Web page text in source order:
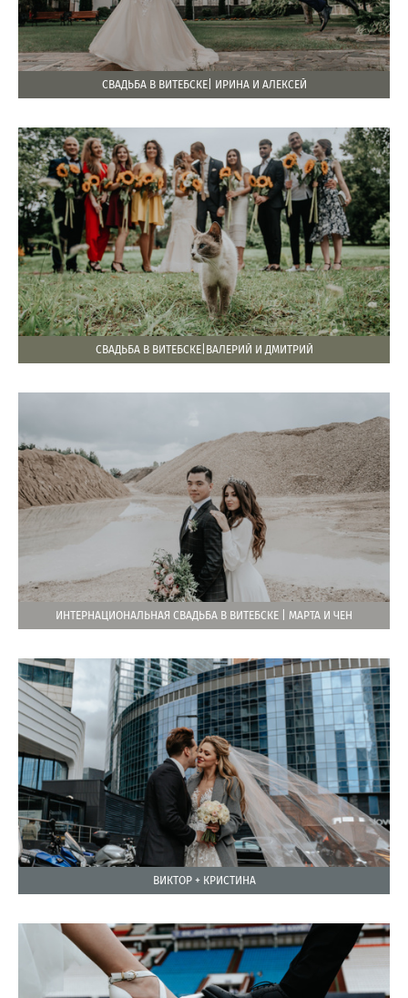
СВАДЬБА В ВИТЕБСКЕ| ИРИНА И АЛЕКСЕЙ
СВАДЬБА В ВИТЕБСКЕ|ВАЛЕРИЙ И ДМИТРИЙ
ИНТЕРНАЦИОНАЛЬНАЯ СВАДЬБА В ВИТЕБСКЕ | МАРТА И ЧЕН
ВИКТОР + КРИСТИНА